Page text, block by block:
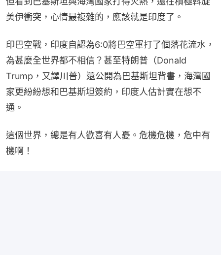
美伊衝突，心情最複雜的，應該就是印度了。
印巴空戰，印度自認為6:0將巴空軍打了個落花流水，
為甚麼全世界都不相信？甚至特朗普（Donald
Trump，又譯川普）還公開為巴基斯坦背書，海灣國
家更紛紛想和巴基斯坦簽約，印度人估計實在想不
通。
這個世界，總是有人歡喜有人憂。危機危機，危中有
機啊！